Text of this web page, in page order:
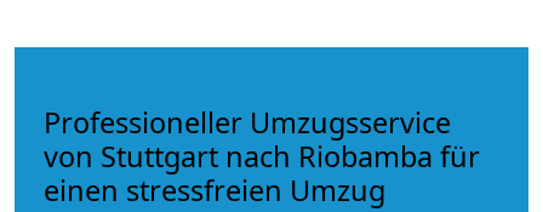
Professioneller Umzugsservice
von Stuttgart nach Riobamba für
einen stressfreien Umzug